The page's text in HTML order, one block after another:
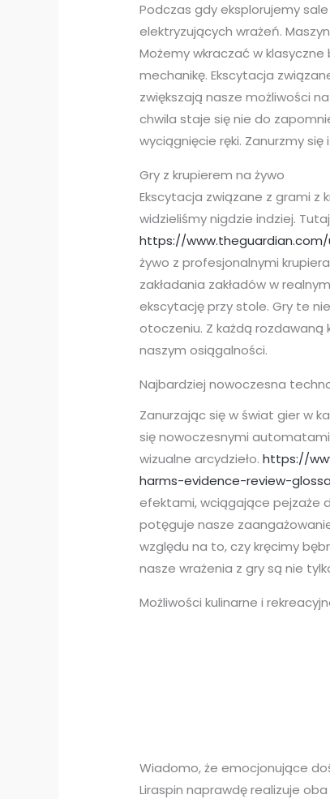
Podczas gdy eksplorujemy
elektryzujących wrażeń.
Możemy wkraczać w
mechanikę. Ekscytacja
zwiększają nasze możliwości
chwila staje się nie do
wyciągnięcie ręki. Zanurzmy
Gry z krupierem na żywo
Ekscytacja związane z grami z
widzieliśmy nigdzie indziej.
https://
żywo z profesjonalnymi
zakładania zakładów w
ekscytację przy stole. Gry te
otoczeniu. Z każdą
naszym osiągalności.
Najbardziej nowoczesna
Zanurzając się w świat gier w
się nowoczesnymi
wizualne arcydzieło.https://
harms-evidence-review-
efektami, wciągające pejzaże
potęguje nasze
względu na to, czy kręcimy
nasze wrażenia z gry są nie
Możliwości kulinarne i
Wiadomo, że emocjonujące
Liraspin naprawdę realizuje